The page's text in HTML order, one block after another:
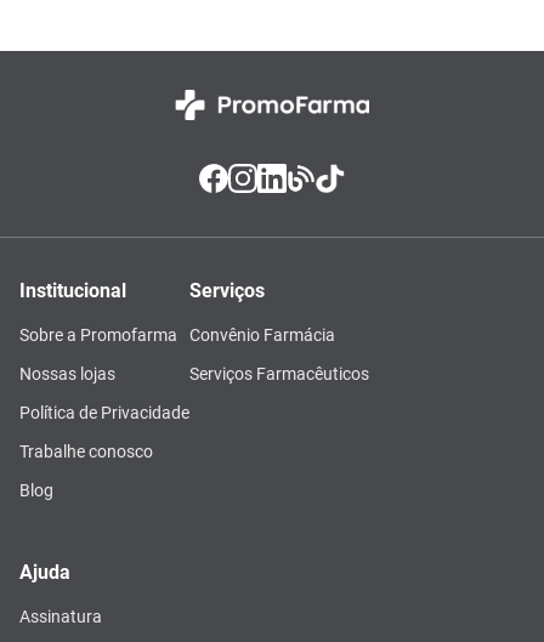
Institucional
Sobre a Promofarma
Nossas lojas
Política de Privacidade
Trabalhe conosco
Blog
Serviços
Convênio Farmácia
Serviços Farmacêuticos
Ajuda
Assinatura